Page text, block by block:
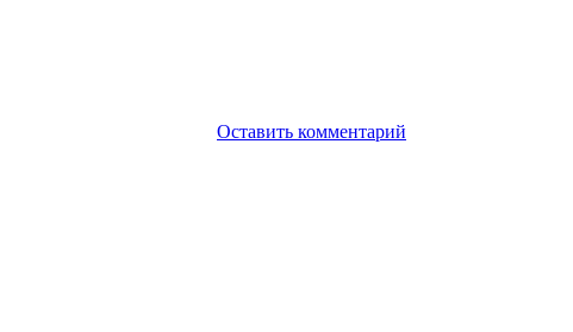
Оставить комментарий